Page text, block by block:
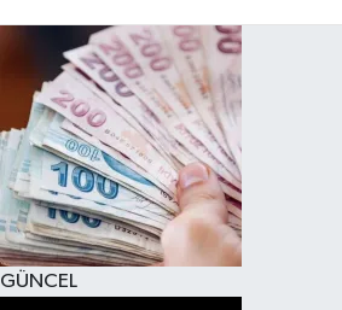
GÜNCEL
SAMSUNSPOR
EKONOMİ
YAŞAM